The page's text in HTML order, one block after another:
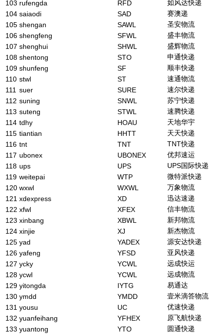
103 rufengda RFD
如风达快递
104 saiaodi SAD
赛澳递
105 shengan SAWL
圣安物流
106 shengfeng SFWL
盛丰物流
107 shenghui SHWL
盛辉物流
108 shentong STO
申通快递
109 shunfeng SF
顺丰快递
110 stwl ST
速通物流
111 suer SURE
速尔快递
112 suning SNWL
苏宁快递
113 suteng STWL
速腾快递
114 tdhy HOAU
天地华宇
115 tiantian HHTT
天天快递
116 tnt TNT
TNT快递
117 ubonex UBONEX
优邦速运
118 ups UPS
UPS国际快递
119 weitepai WTP
微特派快递
120 wxwl WXWL
万象物流
121 xdexpress XD
迅达速递
122 xfwl XFEX
信丰物流
123 xinbang XBWL
新邦物流
124 xinjie XJ
新杰物流
125 yad YADEX
源安达快递
126 yafeng YFSD
亚风快递
127 ycky YCWL
远成快运
128 ycwl YCWL
远成物流
129 yitongda IYTG
易通达
130 ymdd YMDD
壹米滴答物流
131 yousu UC
优速快递
132 yuanfeihang YFHEX
原飞航快递
133 yuantong YTO
圆通快递